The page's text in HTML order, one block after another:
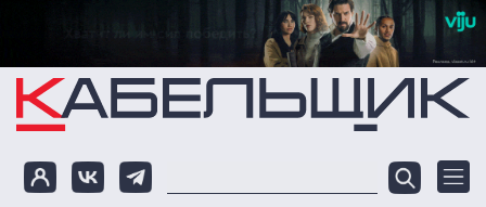
Перейти к основному содержанию